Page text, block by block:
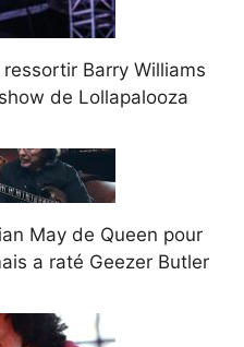
Barry Williams
de Lollapalooza
May de Queen pour
a raté Geezer Butler